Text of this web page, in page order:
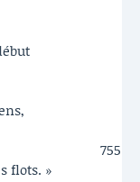
755
flots. »